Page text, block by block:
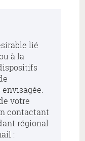
lié
à la
votre
contactant
régional
: